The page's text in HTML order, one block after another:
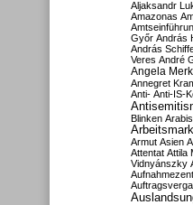
Aljaksandr
Amazonas
Győr András
András
Veres André
Angela
Annegret
Anti- Anti-IS-
Blinken
Armut Asien
Attentat Attila
Vidnyánszky